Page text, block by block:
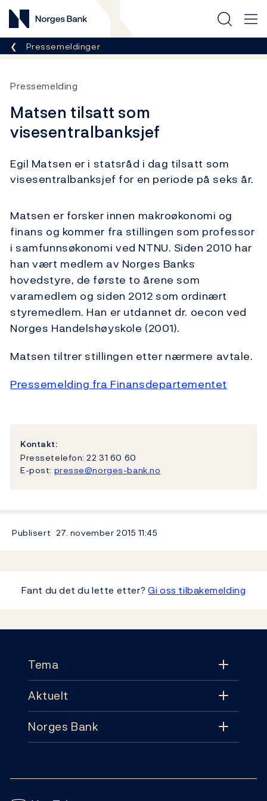
Norges Bank
Her er du nå:
Pressemeldinger
Pressemelding
Matsen tilsatt som
visesentralbanksjef
Egil Matsen er i statsråd i dag tilsatt som
visesentralbanksjef for en periode på seks år.
Matsen er forsker innen makroøkonomi og
finans og kommer fra stillingen som professor
i samfunnsøkonomi ved NTNU. Siden 2010 har
han vært medlem av Norges Banks
hovedstyre, de første to årene som
varamedlem og siden 2012 som ordinært
styremedlem. Han er utdannet dr. oecon ved
Norges Handelshøyskole (2001).
Matsen tiltrer stillingen etter nærmere avtale.
Pressemelding fra Finansdepartementet
Kontakt:
Pressetelefon: 22 31 60 60
E-post: presse@norges-bank.no
Publisert 27. november 2015 11:45
Fant du det du lette etter?Gi oss tilbakemelding
Tema
Tema
Pengepolitikk
Aktuelt
Aktuelt
Norges Bank
Følg oss: